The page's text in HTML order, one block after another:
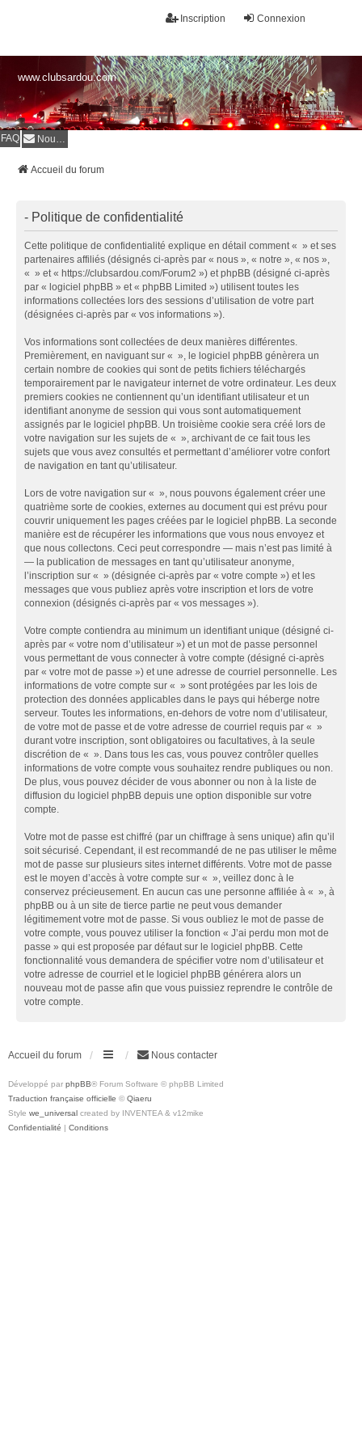
Connexion
Inscription
www.clubsardou.com
FAQ Nous contacter
Accueil du forum
- Politique de confidentialité
Cette politique de confidentialité explique en détail comment « » et ses
partenaires affiliés (désignés ci-après par « nous », « notre », « nos »,
« » et « https://clubsardou.com/Forum2 ») et phpBB (désigné ci-après
par « logiciel phpBB » et « phpBB Limited ») utilisent toutes les
informations collectées lors des sessions d’utilisation de votre part
(désignées ci-après par « vos informations »).
Vos informations sont collectées de deux manières différentes.
Premièrement, en naviguant sur « », le logiciel phpBB génèrera un
certain nombre de cookies qui sont de petits fichiers téléchargés
temporairement par le navigateur internet de votre ordinateur. Les deux
premiers cookies ne contiennent qu’un identifiant utilisateur et un
identifiant anonyme de session qui vous sont automatiquement
assignés par le logiciel phpBB. Un troisième cookie sera créé lors de
votre navigation sur les sujets de « », archivant de ce fait tous les
sujets que vous avez consultés et permettant d’améliorer votre confort
de navigation en tant qu’utilisateur.
Lors de votre navigation sur « », nous pouvons également créer une
quatrième sorte de cookies, externes au document qui est prévu pour
couvrir uniquement les pages créées par le logiciel phpBB. La seconde
manière est de récupérer les informations que vous nous envoyez et
que nous collectons. Ceci peut correspondre — mais n’est pas limité à
— la publication de messages en tant qu’utilisateur anonyme,
l’inscription sur « » (désignée ci-après par « votre compte ») et les
messages que vous publiez après votre inscription et lors de votre
connexion (désignés ci-après par « vos messages »).
Votre compte contiendra au minimum un identifiant unique (désigné ci-
après par « votre nom d’utilisateur ») et un mot de passe personnel
vous permettant de vous connecter à votre compte (désigné ci-après
par « votre mot de passe ») et une adresse de courriel personnelle. Les
informations de votre compte sur « » sont protégées par les lois de
protection des données applicables dans le pays qui héberge notre
serveur. Toutes les informations, en-dehors de votre nom d’utilisateur,
de votre mot de passe et de votre adresse de courriel requis par « »
durant votre inscription, sont obligatoires ou facultatives, à la seule
discrétion de « ». Dans tous les cas, vous pouvez contrôler quelles
informations de votre compte vous souhaitez rendre publiques ou non.
De plus, vous pouvez décider de vous abonner ou non à la liste de
diffusion du logiciel phpBB depuis une option disponible sur votre
compte.
Votre mot de passe est chiffré (par un chiffrage à sens unique) afin qu’il
soit sécurisé. Cependant, il est recommandé de ne pas utiliser le même
mot de passe sur plusieurs sites internet différents. Votre mot de passe
est le moyen d’accès à votre compte sur « », veillez donc à le
conservez précieusement. En aucun cas une personne affiliée à « », à
phpBB ou à un site de tierce partie ne peut vous demander
légitimement votre mot de passe. Si vous oubliez le mot de passe de
votre compte, vous pouvez utiliser la fonction « J’ai perdu mon mot de
passe » qui est proposée par défaut sur le logiciel phpBB. Cette
fonctionnalité vous demandera de spécifier votre nom d’utilisateur et
votre adresse de courriel et le logiciel phpBB générera alors un
nouveau mot de passe afin que vous puissiez reprendre le contrôle de
votre compte.
Accueil du forum Nous contacter
Développé par phpBB® Forum Software © phpBB Limited
Traduction française officielle © Qiaeru
Style we_universal created by INVENTEA & v12mike
Confidentialité | Conditions